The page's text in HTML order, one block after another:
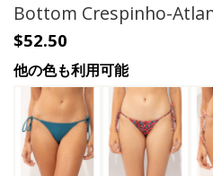
Bottom Crespinho-
$52.50
他の色も利用可能